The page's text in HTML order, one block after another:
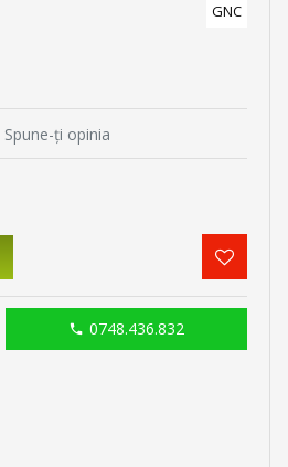
GNC
Spune-ţi opinia
0748.436.832